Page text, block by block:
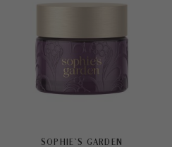
SOPHIE`S GARDEN